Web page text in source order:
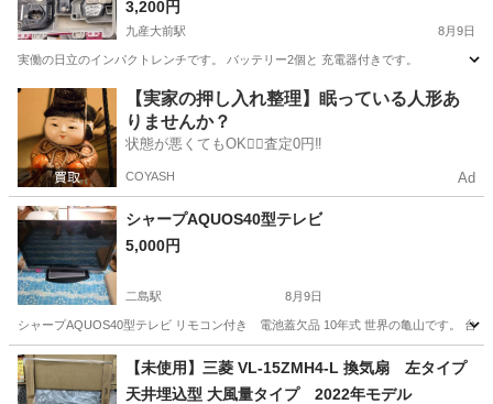
3,200円
九産大前駅 8月9日
実働の日立のインパクトレンチです。 バッテリー2個と 充電器付きです。
福岡 福岡市 九産大前駅 その他
【実家の押し入れ整理】眠っている人形あ
りませんか？
状態が悪くてもOK🙆‍♀️査定0円‼️
COYASH Ad
シャープAQUOS40型テレビ
5,000円
二島駅 8月9日
シャープAQUOS40型テレビ リモコン付き 電池蓋欠品 10年式 世界の亀山です。 台座
福岡 北九州市 二島駅 テレビ
【未使用】三菱 VL-15ZMH4-L 換気扇 左タイプ
天井埋込型 大風量タイプ 2022年モデル